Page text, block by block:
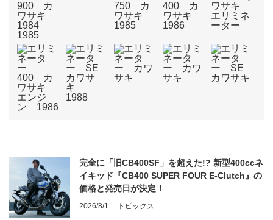
完全に「旧CB400SF」を超えた!? 新型400ccネ
イキッド『CB400 SUPER FOUR E-Clutch』の
価格と発売日が決定！
2026/8/1 トピックス